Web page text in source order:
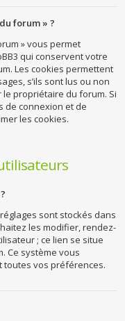
forum » ?
» vous permet
qui conservent votre
Les cookies permettent
s’ils sont lus ou non
propriétaire du forum. Si
de connexion et de
les cookies.
sont stockés dans
les modifier, rendez-
; ce lien se situe
Ce système vous
toutes vos préférences.